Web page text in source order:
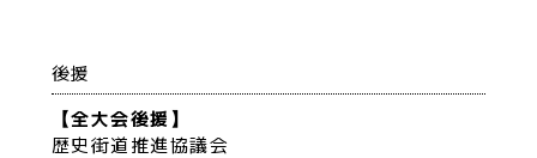
後援
【全大会後援】
歴史街道推進協議会